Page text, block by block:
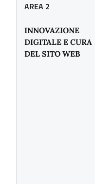
AREA 2
INNOVAZIONE
DIGITALE E CURA
DEL SITO WEB